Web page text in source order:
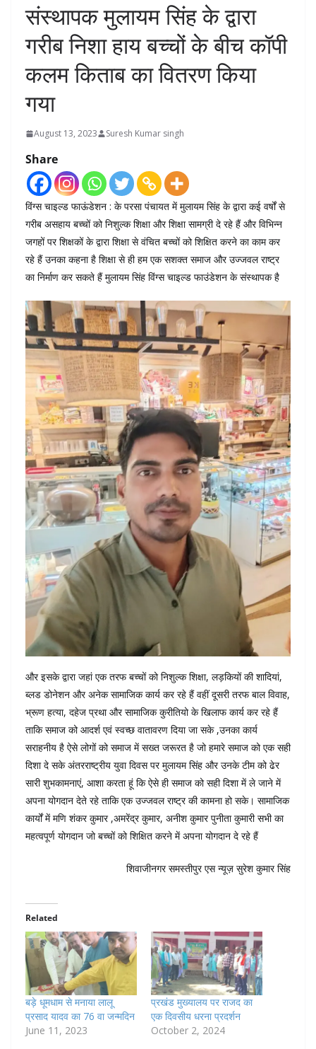
संस्थापक मुलायम सिंह के द्वारा
गरीब निशा हाय बच्चों के बीच कॉपी
कलम किताब का वितरण किया
गया
August 13, 2023 Suresh Kumar singh
Share
विंग्स चाइल्ड फाऊंडेशन : के परसा पंचायत में मुलायम सिंह के द्वारा कई वर्षों से
गरीब असहाय बच्चों को निशुल्क शिक्षा और शिक्षा सामग्री दे रहे हैं और विभिन्न
जगहों पर शिक्षकों के द्वारा शिक्षा से वंचित बच्चों को शिक्षित करने का काम कर
रहे हैं उनका कहना है शिक्षा से ही हम एक सशक्त समाज और उज्जवल राष्ट्र
का निर्माण कर सकते हैं मुलायम सिंह विंग्स चाइल्ड फाउंडेशन के संस्थापक है
और इसके द्वारा जहां एक तरफ बच्चों को निशुल्क शिक्षा, लड़कियों की शादियां,
ब्लड डोनेशन और अनेक सामाजिक कार्य कर रहे हैं वहीं दूसरी तरफ बाल विवाह,
भ्रूण हत्या, दहेज प्रथा और सामाजिक कुरीतियो के खिलाफ कार्य कर रहे हैं
ताकि समाज को आदर्श एवं स्वच्छ वातावरण दिया जा सके ,उनका कार्य
सराहनीय है ऐसे लोगों को समाज में सख्त जरूरत है जो हमारे समाज को एक सही
दिशा दे सके अंतरराष्ट्रीय युवा दिवस पर मुलायम सिंह और उनके टीम को ढेर
सारी शुभकामनाएं, आशा करता हूं कि ऐसे ही समाज को सही दिशा में ले जाने में
अपना योगदान देते रहे ताकि एक उज्जवल राष्ट्र की कामना हो सके। सामाजिक
कार्यों में मणि शंकर कुमार ,अमरेंद्र कुमार, अनीश कुमार पुनीता कुमारी सभी का
महत्वपूर्ण योगदान जो बच्चों को शिक्षित करने में अपना योगदान दे रहे हैं
शिवाजीनगर समस्तीपुर एस न्यूज़ सुरेश कुमार सिंह
Related
बड़े धूमधाम से मनाया लालू
प्रसाद यादव का 76 वा जन्मदिन
June 11, 2023
प्रखंड मुख्यालय पर राजद का
एक दिवसीय धरना प्रदर्शन
October 2, 2024